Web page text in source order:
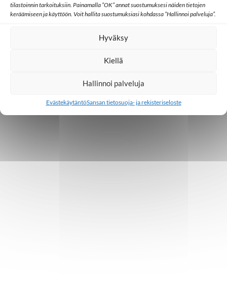
tilastoinnin tarkoituksiin. Painamalla ”OK” annat suostumuksesi näiden tietojen
keräämiseen ja käyttöön. Voit hallita suostumuksiasi kohdassa ”Hallinnoi palveluja”.
Hyväksy
Kiellä
Hallinnoi palveluja
EvästekäytäntöSansan tietosuoja- ja rekisteriseloste